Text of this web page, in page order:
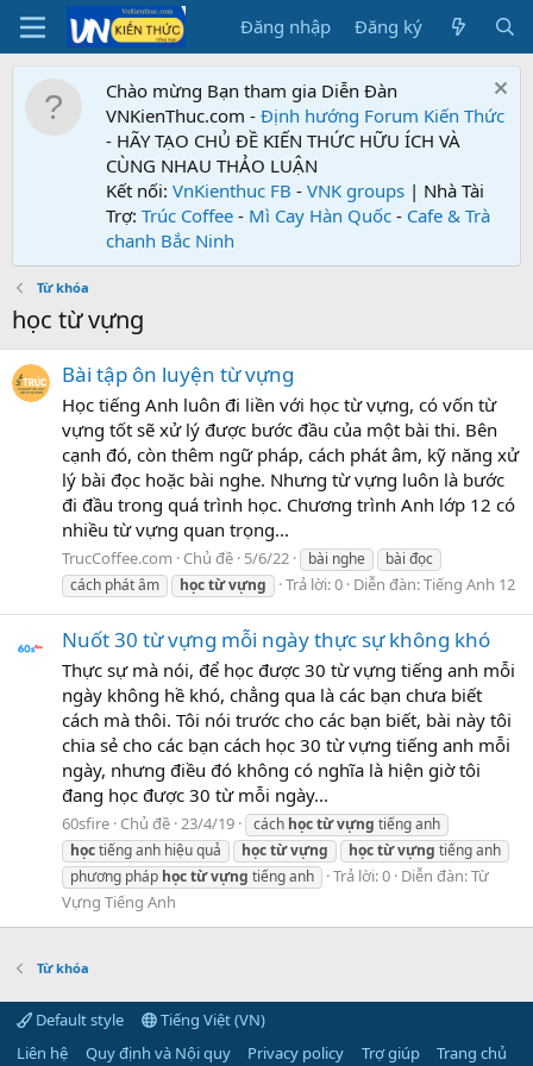
Đăng nhập Đăng ký
Chào mừng Bạn tham gia Diễn Đàn
VNKienThuc.com - Định hướng Forum Kiến Thức
- HÃY TẠO CHỦ ĐỀ KIẾN THỨC HỮU ÍCH VÀ
CÙNG NHAU THẢO LUẬN
Kết nối: VnKienthuc FB - VNK groups | Nhà Tài
Trợ: Trúc Coffee - Mì Cay Hàn Quốc - Cafe & Trà
chanh Bắc Ninh
Từ khóa
học từ vựng
Bài tập ôn luyện từ vựng
Học tiếng Anh luôn đi liền với học từ vựng, có vốn từ
vựng tốt sẽ xử lý được bước đầu của một bài thi. Bên
cạnh đó, còn thêm ngữ pháp, cách phát âm, kỹ năng xử
lý bài đọc hoặc bài nghe. Nhưng từ vựng luôn là bước
đi đầu trong quá trình học. Chương trình Anh lớp 12 có
nhiều từ vựng quan trọng...
TrucCoffee.com Chủ đề 5/6/22 bài nghe
bài đọc
cách phát âm
họctừvựng Trả lời: 0 Diễn đàn:Tiếng Anh 12
Nuốt 30 từ vựng mỗi ngày thực sự không khó
Thực sự mà nói, để học được 30 từ vựng tiếng anh mỗi
ngày không hề khó, chẳng qua là các bạn chưa biết
cách mà thôi. Tôi nói trước cho các bạn biết, bài này tôi
chia sẻ cho các bạn cách học 30 từ vựng tiếng anh mỗi
ngày, nhưng điều đó không có nghĩa là hiện giờ tôi
đang học được 30 từ mỗi ngày...
60sfire Chủ đề 23/4/19 cách họctừvựng tiếng anh
họctiếng anh hiệu quả họctừvựng họctừvựng tiếng anh
phương pháp họctừvựng tiếng anh Trả lời: 0 Diễn đàn:Từ
Vựng Tiếng Anh
Từ khóa
Default style
Tiếng Việt (VN)
Liên hệ
Quy định và Nội quy Privacy policy Trợ giúp Trang chủ